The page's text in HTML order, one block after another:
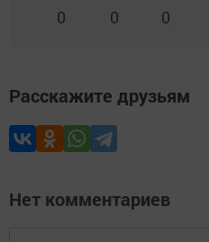
0 0 0
Расскажите друзьям
Нет комментариев